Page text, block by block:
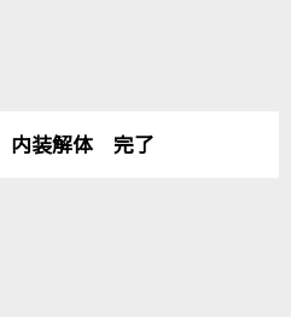
装解体 完了